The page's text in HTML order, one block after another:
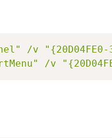
/v
"{20D04FE0-
/v